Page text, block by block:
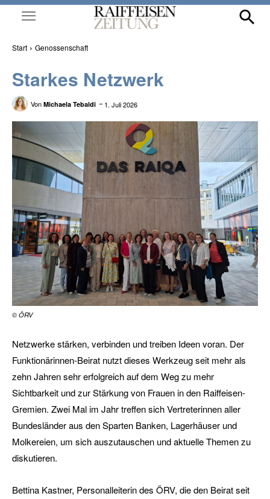
Start Genossenschaft
Starkes Netzwerk
Von Michaela Tebaldi 1. Juli 2026
© ÖRV
Netzwerke stärken, verbinden und treiben Ideen voran. Der
Funktionärinnen-Beirat nutzt dieses Werkzeug seit mehr als
zehn Jahren sehr erfolgreich auf dem Weg zu mehr
Sichtbarkeit und zur Stärkung von Frauen in den Raiffeisen-
Gremien. Zwei Mal im Jahr treffen sich Vertreterinnen aller
Bundesländer aus den Sparten Banken, Lagerhäuser und
Molkereien, um sich auszutauschen und aktuelle Themen zu
diskutieren.
Bettina Kastner, Personalleiterin des ÖRV, die den Beirat seit